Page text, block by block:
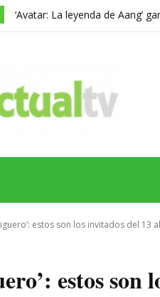
‘Avatar: La leyenda de Aang’
estos son los invitados del 13
estos son